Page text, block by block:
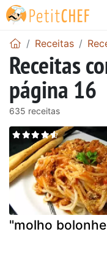
Receitas
Receitas
página 16
635 receitas
"molho